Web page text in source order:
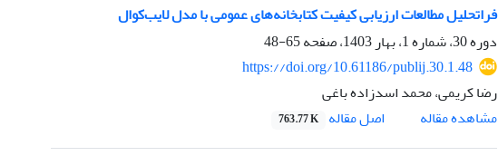
فراتحلیل مطالعات ارزیابی کیفیت کتابخانه‌های عمومی با مدل لایب‌کوال
دوره 30، شماره 1، بهار 1403، صفحه
65-48
https://doi.org/10.61186/publij.30.1.48
رضا کریمی، محمد اسدزاده باغی
مشاهده مقاله
اصل مقاله 763.77 K